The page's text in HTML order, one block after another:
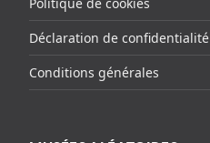
Politique de cookies
Déclaration de confidentialité
Conditions générales